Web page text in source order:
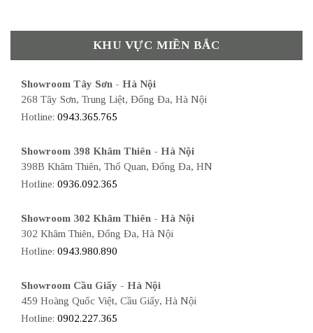
KHU VỰC MIỀN BẮC
Showroom Tây Sơn - Hà Nội
268 Tây Sơn, Trung Liệt, Đống Đa, Hà Nội
Hotline: 0943.365.765
Showroom 398 Khâm Thiên - Hà Nội
398B Khâm Thiên, Thổ Quan, Đống Đa, HN
Hotline: 0936.092.365
Showroom 302 Khâm Thiên - Hà Nội
302 Khâm Thiên, Đống Đa, Hà Nội
Hotline: 0943.980.890
Showroom Cầu Giấy - Hà Nội
459 Hoàng Quốc Việt, Cầu Giấy, Hà Nội
Hotline: 0902.227.365